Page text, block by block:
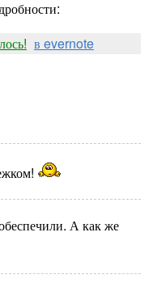
в evernote
А как же